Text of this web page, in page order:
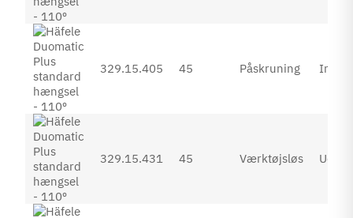
329.15.405 45 Påskruning
329.15.431 45 Værktøjsløs